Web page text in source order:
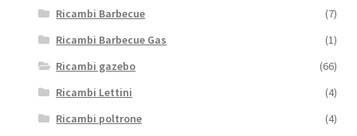
Ricambi Barbecue
(7)
Ricambi Barbecue Gas
(1)
Ricambi gazebo
(66)
Ricambi Lettini
(4)
Ricambi poltrone
(4)